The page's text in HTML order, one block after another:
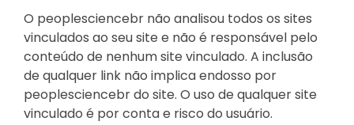
O peoplesciencebr não analisou todos os sites
vinculados ao seu site e não é responsável pelo
conteúdo de nenhum site vinculado. A inclusão
de qualquer link não implica endosso por
peoplesciencebr do site. O uso de qualquer site
vinculado é por conta e risco do usuário.